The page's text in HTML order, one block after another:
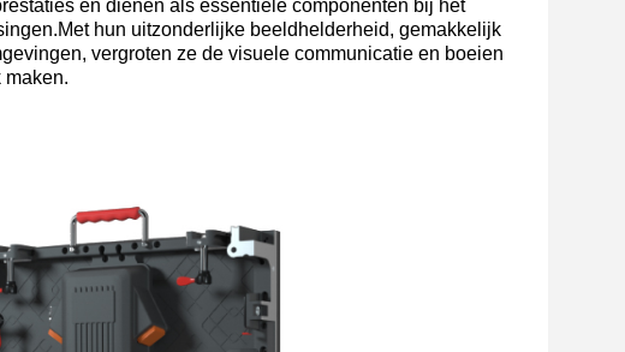
en dienen als essentiële componenten bij het
hun uitzonderlijke beeldhelderheid, gemakkelijk
vergroten ze de visuele communicatie en boeien